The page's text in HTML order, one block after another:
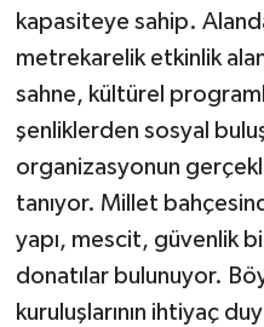
kapasiteye sahip.
metrekarelik etkinlik
sahne, kültürel
şenliklerden sosyal
organizasyonun
tanıyor. Millet
yapı, mescit, güvenlik
donatılar bulunuyor.
kuruluşlarının ihtiyaç